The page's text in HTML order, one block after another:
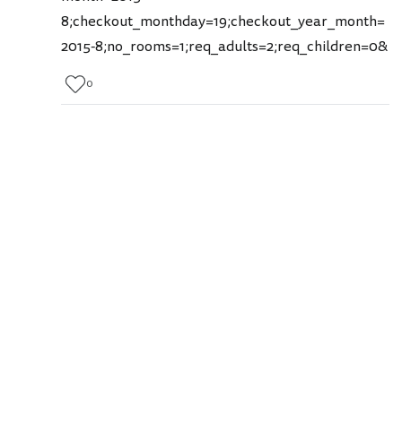
8;checkout_monthday=19;checkout_year_month=
2015-8;no_rooms=1;req_adults=2;req_children=0&
0